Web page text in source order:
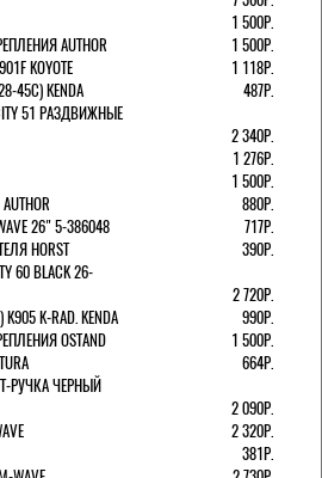
1 500Р.
AUTHOR
1 500Р.
KOYOTE
1 118Р.
45С) KENDA
487Р.
51 РАЗДВИЖНЫЕ
2 340Р.
1 276Р.
1 500Р.
880Р.
26" 5-386048
717Р.
HORST
390Р.
60 BLACK 26-
2 720Р.
K-RAD. KENDA
990Р.
OSTAND
1 500Р.
664Р.
Т-РУЧКА ЧЕРНЫЙ
2 090Р.
2 320Р.
381Р.